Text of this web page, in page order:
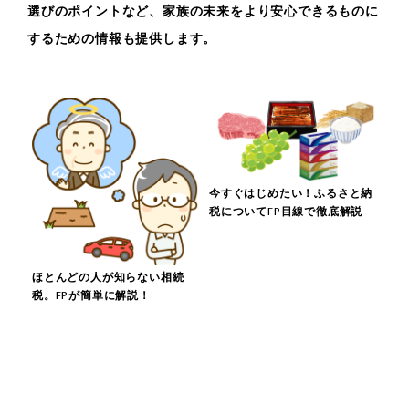
選びのポイントなど、家族の未来をより安心できるものに
するための情報も提供します。
ほとんどの人が知らない相続
税。FPが簡単に解説！
今すぐはじめたい！ふるさと納
税についてFP目線で徹底解説